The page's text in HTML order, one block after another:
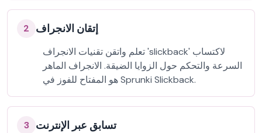
2 إتقان الانجراف
تعلم واتقن تقنيات الانجراف 'slickback' لاكتساب
السرعة والتحكم حول الزوايا الضيقة. الانجراف الماهر
هو المفتاح للفوز في Sprunki Slickback.
3 تسابق عبر الإنترنت